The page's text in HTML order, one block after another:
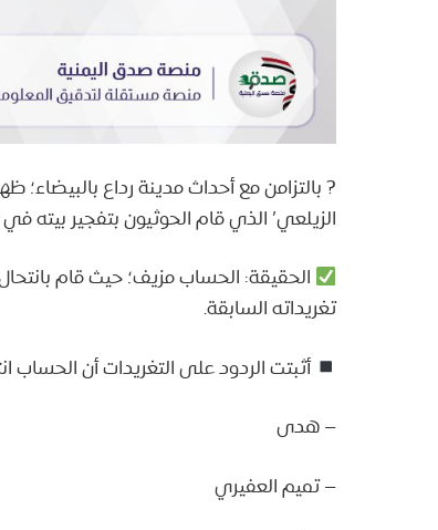
الزيلعي’ الذي قام الحوثيون بتفجير بيته
الحقيقة: الحساب مزيف؛ حيث قام
تغريداته السابقة.
أثبتت الردود على التغريدات أن الحساب
– هدى
– تميم العفيري